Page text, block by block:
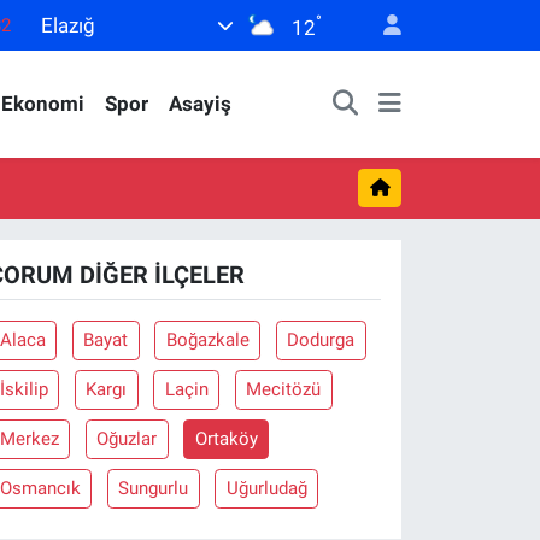
Elazığ 12°
Ekonomi Spor Asayiş
DIĞER İLÇELER
Alaca Bayat Boğazkale Dodurga
İskilip Kargı Laçin Mecitözü
Merkez Oğuzlar Ortaköy
Osmancık Sungurlu Uğurludağ